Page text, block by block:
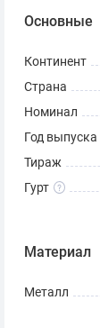
Основные
Континент
Страна
Номинал
Год выпуска
Тираж
Гурт
Материал
Металл